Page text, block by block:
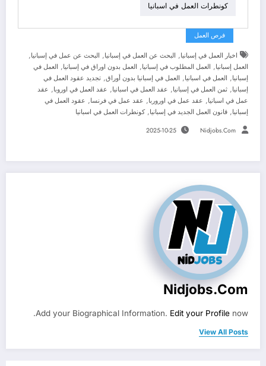
كونطرات العمل في اسبانيا
فرص العمل
اخبار العمل في إسبانيا, البحث عن العمل في إسبانيا, البحث عن عمل في إسبانيا,
العمل إسبانيا, العمل المطلوب في إسبانيا, العمل بدون اوراق في إسبانيا, العمل في
إسبانيا, العمل في اسبانيا, العمل في إسبانيا بدون أوراق, تجديد عقود العمل في
إسبانيا, ثمن العمل في إسبانيا, عقد العمل في اسبانيا, عقد العمل في اوروبا, عقد
عمل في اسبانيا, عقد عمل في اوروربا, عقد عمل في فرنسا, عقود العمل في
إسبانيا, قانون العمل الجديد في إسبانيا,كونطرات العمل في اسبانيا
Nidjobs.com
2025-10-25
Nidjobs.com
Add your Biographical Information. Edit your Profile now.
View All Posts